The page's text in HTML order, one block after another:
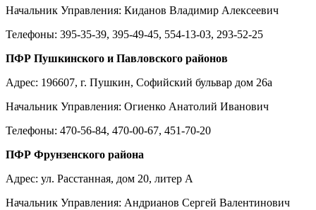
Начальник Управления: Киданов Владимир Алексеевич
Телефоны: 395-35-39, 395-49-45, 554-13-03, 293-52-25
ПФР Пушкинского и Павловского районов
Адрес: 196607, г. Пушкин, Софийский бульвар дом 26а
Начальник Управления: Огиенко Анатолий Иванович
Телефоны: 470-56-84, 470-00-67, 451-70-20
ПФР Фрунзенского района
Адрес: ул. Расстанная, дом 20, литер А
Начальник Управления: Андрианов Сергей Валентинович